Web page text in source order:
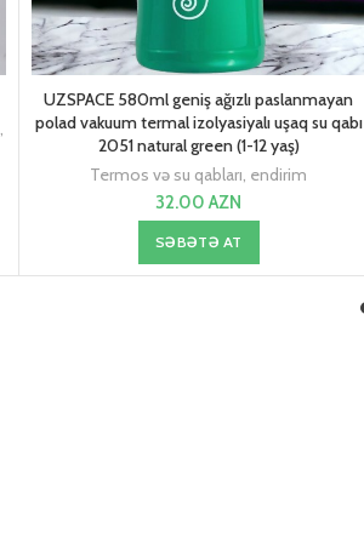
,
UZSPACE 580ml geniş ağızlı paslanmayan
polad vakuum termal izolyasiyalı uşaq su qabı
2051 natural green (1-12 yaş)
Termos və su qabları, endirim
32.00AZN
SƏBƏTƏ AT